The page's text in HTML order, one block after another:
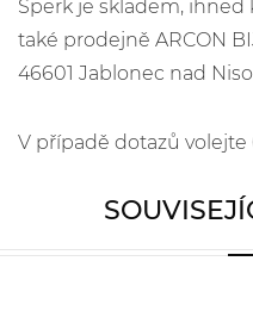
Šperk je skladem, ihned
také prodejně ARCON
46601 Jablonec nad
V případě dotazů volejte